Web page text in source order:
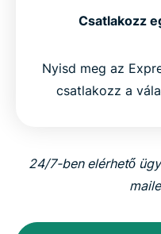
Csatlakozz
Nyisd meg az
csatlakozz a
24/7-ben elérhető